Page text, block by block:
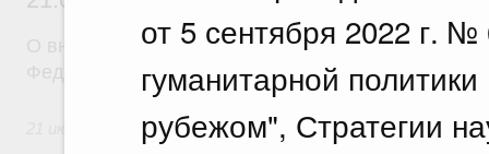
от 5 сентября 2022 г.
гуманитарной
рубежом", Стратегии
О внесении изменений в постановление
Федерации от 25 ноября 2025 г. № 1880